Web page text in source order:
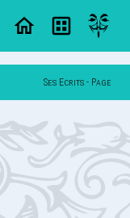
Ses Ecrits - Page